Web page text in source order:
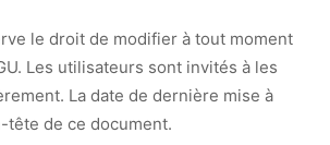
le droit de modifier à tout moment
Les utilisateurs sont invités à les
La date de dernière mise à
tête de ce document.